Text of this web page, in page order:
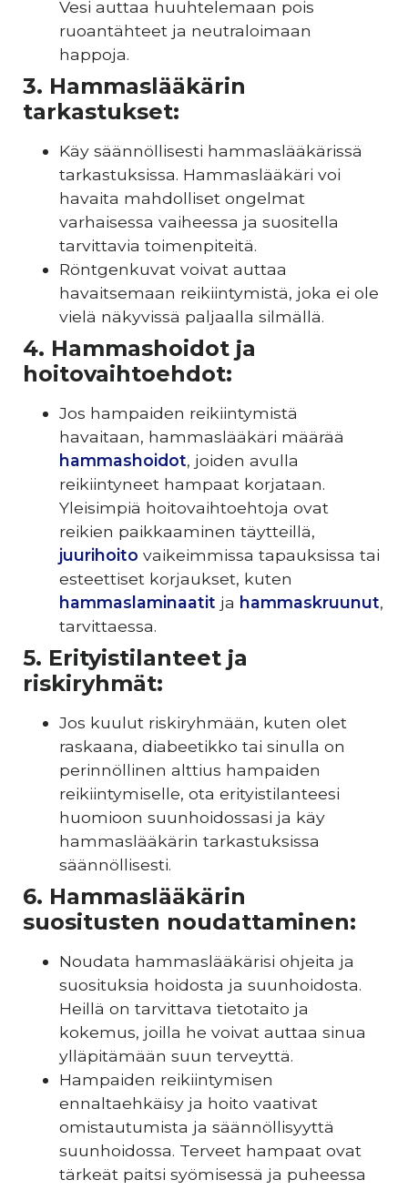
Vesi auttaa huuhtelemaan pois
ruoantähteet ja neutraloimaan
happoja.
3. Hammaslääkärin
tarkastukset:
Käy säännöllisesti hammaslääkärissä
tarkastuksissa. Hammaslääkäri voi
havaita mahdolliset ongelmat
varhaisessa vaiheessa ja suositella
tarvittavia toimenpiteitä.
Röntgenkuvat voivat auttaa
havaitsemaan reikiintymistä, joka ei ole
vielä näkyvissä paljaalla silmällä.
4. Hammashoidot ja
hoitovaihtoehdot:
Jos hampaiden reikiintymistä
havaitaan, hammaslääkäri määrää
hammashoidot, joiden avulla
reikiintyneet hampaat korjataan.
Yleisimpiä hoitovaihtoehtoja ovat
reikien paikkaaminen täytteillä,
juurihoito vaikeimmissa tapauksissa tai
esteettiset korjaukset, kuten
hammaslaminaatit ja hammaskruunut,
tarvittaessa.
5. Erityistilanteet ja
riskiryhmät:
Jos kuulut riskiryhmään, kuten olet
raskaana, diabeetikko tai sinulla on
perinnöllinen alttius hampaiden
reikiintymiselle, ota erityistilanteesi
huomioon suunhoidossasi ja käy
hammaslääkärin tarkastuksissa
säännöllisesti.
6. Hammaslääkärin
suositusten noudattaminen:
Noudata hammaslääkärisi ohjeita ja
suosituksia hoidosta ja suunhoidosta.
Heillä on tarvittava tietotaito ja
kokemus, joilla he voivat auttaa sinua
ylläpitämään suun terveyttä.
Hampaiden reikiintymisen
ennaltaehkäisy ja hoito vaativat
omistautumista ja säännöllisyyttä
suunhoidossa. Terveet hampaat ovat
tärkeät paitsi syömisessä ja puheessa